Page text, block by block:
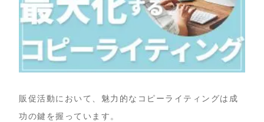
販促活動において、魅力的なコピーライティングは成
功の鍵を握っています。